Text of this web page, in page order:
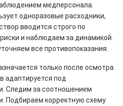
медперсонала.
одноразовые расходники,
вводится строго по
и наблюдаем за динамикой.
все противопоказания.
только после осмотра.
адаптируется под
Следим за соотношением
Подбираем корректную схему